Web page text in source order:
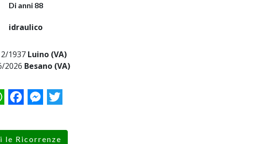
Di anni 88
idraulico
1937 Luino (VA)
2026 Besano (VA)
FacebookMessenger
Twitter
le Ricorrenze